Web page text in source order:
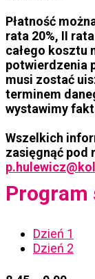
Płatność
rata 20%, II
całego kosztu
potwierdzenia
musi zostać
terminem
wystawimy
Wszelkich
zasięgnąć pod
Program
Dzień 1
Dzień 2